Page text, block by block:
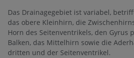
Das Drainagegebiet ist variabel,
das obere Kleinhirn, die
Horn des Seitenventrikels, den Gyrus
Balken, das Mittelhirn sowie die
dritten und der Seitenventrikel.